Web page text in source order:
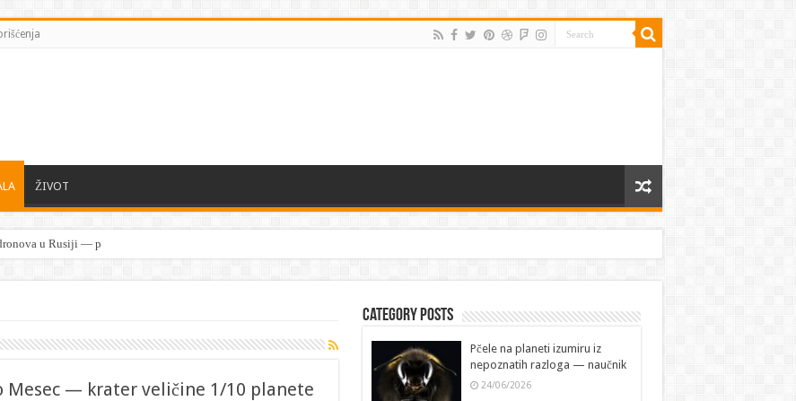
ŽIVOT
Mesec — krater veličine 1/10 planete
Category Posts
Pčele na planeti izumiru iz
nepoznatih razloga — naučnik
24/06/2026